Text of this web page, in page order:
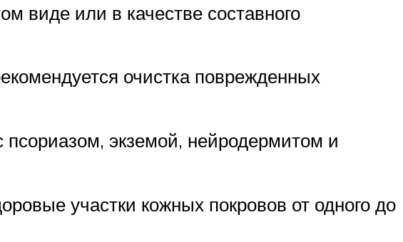
виде или в качестве составного
очистка поврежденных
экземой, нейродермитом и
участки кожных покровов от одного до